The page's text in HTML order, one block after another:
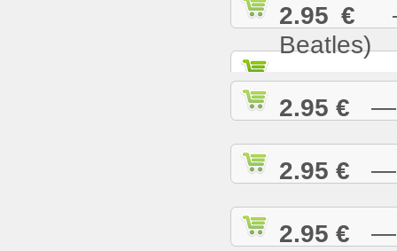
2.95 € —
Beatles)
2.95 € —
2.95 € —
2.95 € —